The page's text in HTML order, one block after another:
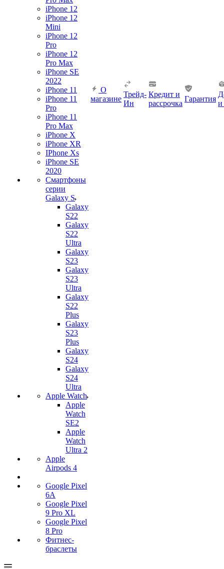
iPhone 12
iPhone 12
Mini
iPhone 12
Pro
iPhone 12
Pro Max
iPhone SE
2022
iPhone 11
iPhone 11
Pro
iPhone 11
Pro Max
iPhone X
iPhone XR
IPhone Xs
iPhone SE
2020
Смартфоны
серии
Galaxy S
Galaxy
S22
Galaxy
S22
Ultra
Galaxy
S23
Galaxy
S23
Ultra
Galaxy
S22
Plus
Galaxy
S23
Plus
Galaxy
S24
Galaxy
S24
Ultra
Apple Watch
Apple
Watch
SE2
Apple
Watch
Ultra 2
Apple
Airpods 4
Google Pixel
6A
Google Pixel
9 Pro XL
Google Pixel
8 Pro
Фитнес-
браслеты
О
магазине
Трейд-
Ин
Кредит и
рассрочка
Гарантия
и